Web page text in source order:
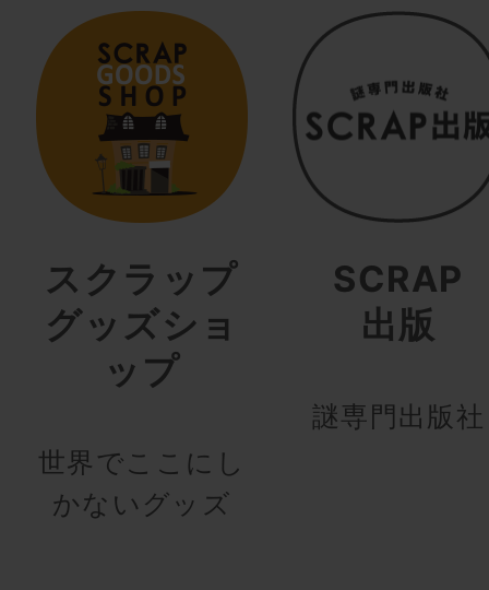
スクラップ
グッズショ
ップ
世界でここにし
かないグッズ
SCRAP
出版
謎専門出版社